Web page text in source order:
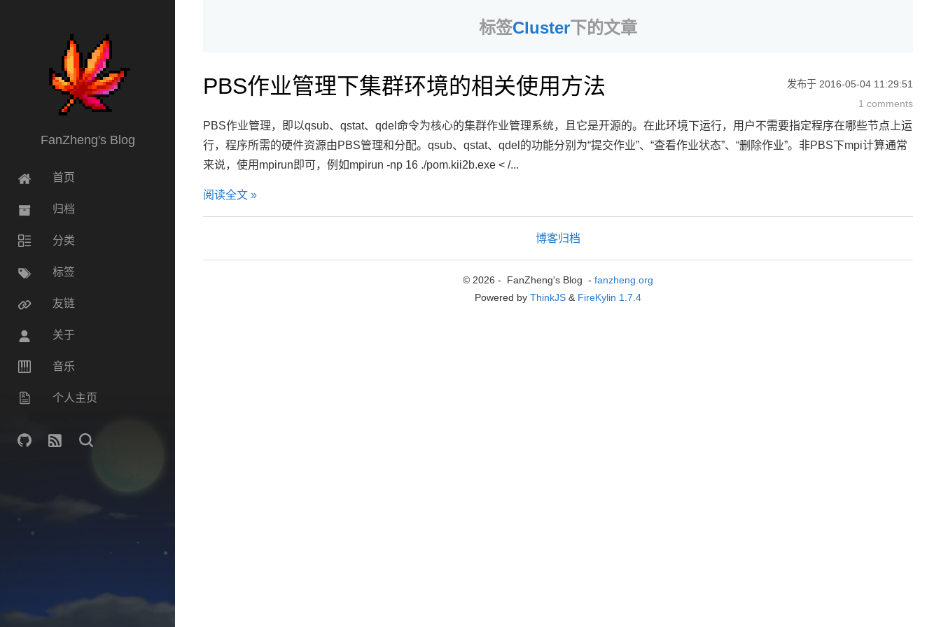
FanZheng's Blog
首页
归档
分类
标签
友链
关于
音乐
个人主页
标签Cluster下的文章
发布于 2016-05-04 11:29:51
1 comments
PBS作业管理下集群环境的相关使用方法
PBS作业管理，即以qsub、qstat、qdel命令为核心的集群作业管理系统，且它是开源的。在此环境下运行，用户不需要指定程序在哪些节点上运
行，程序所需的硬件资源由PBS管理和分配。qsub、qstat、qdel的功能分别为“提交作业”、“查看作业状态”、“删除作业”。非PBS下mpi计算通常
来说，使用mpirun即可，例如mpirun -np 16 ./pom.kii2b.exe < /...
阅读全文 »
博客归档
© 2026 - FanZheng's Blog - fanzheng.org
Powered by ThinkJS & FireKylin 1.7.4